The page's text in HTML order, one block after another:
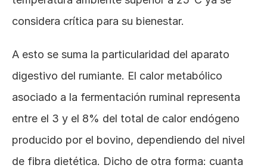
considera crítica para su bienestar.
A esto se suma la particularidad del aparato
digestivo del rumiante. El calor metabólico
asociado a la fermentación ruminal representa
entre el 3 y el 8% del total de calor endógeno
producido por el bovino, dependiendo del nivel
de fibra dietética. Dicho de otra forma: cuanta